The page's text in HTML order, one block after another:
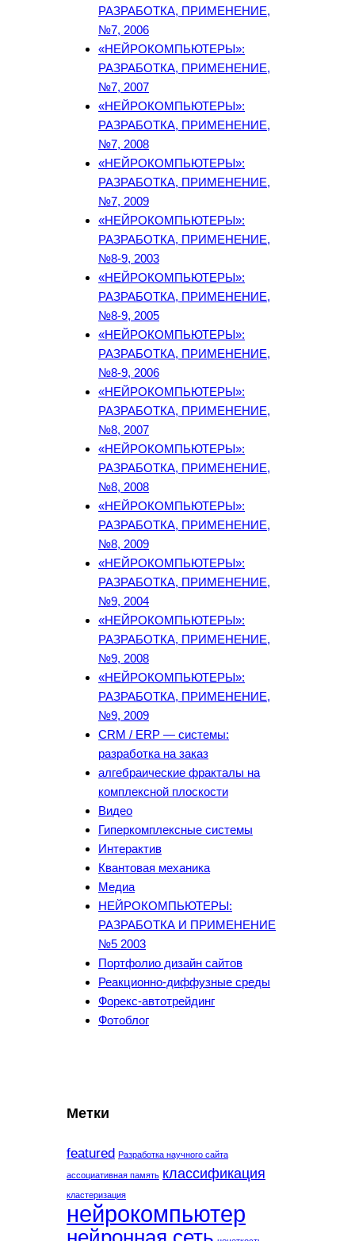
РАЗРАБОТКА, ПРИМЕНЕНИЕ,
№7, 2006
«НЕЙРОКОМПЬЮТЕРЫ»:
РАЗРАБОТКА, ПРИМЕНЕНИЕ,
№7, 2007
«НЕЙРОКОМПЬЮТЕРЫ»:
РАЗРАБОТКА, ПРИМЕНЕНИЕ,
№7, 2008
«НЕЙРОКОМПЬЮТЕРЫ»:
РАЗРАБОТКА, ПРИМЕНЕНИЕ,
№7, 2009
«НЕЙРОКОМПЬЮТЕРЫ»:
РАЗРАБОТКА, ПРИМЕНЕНИЕ,
№8-9, 2003
«НЕЙРОКОМПЬЮТЕРЫ»:
РАЗРАБОТКА, ПРИМЕНЕНИЕ,
№8-9, 2005
«НЕЙРОКОМПЬЮТЕРЫ»:
РАЗРАБОТКА, ПРИМЕНЕНИЕ,
№8-9, 2006
«НЕЙРОКОМПЬЮТЕРЫ»:
РАЗРАБОТКА, ПРИМЕНЕНИЕ,
№8, 2007
«НЕЙРОКОМПЬЮТЕРЫ»:
РАЗРАБОТКА, ПРИМЕНЕНИЕ,
№8, 2008
«НЕЙРОКОМПЬЮТЕРЫ»:
РАЗРАБОТКА, ПРИМЕНЕНИЕ,
№8, 2009
«НЕЙРОКОМПЬЮТЕРЫ»:
РАЗРАБОТКА, ПРИМЕНЕНИЕ,
№9, 2004
«НЕЙРОКОМПЬЮТЕРЫ»:
РАЗРАБОТКА, ПРИМЕНЕНИЕ,
№9, 2008
«НЕЙРОКОМПЬЮТЕРЫ»:
РАЗРАБОТКА, ПРИМЕНЕНИЕ,
№9, 2009
CRM / ERP — системы:
разработка на заказ
алгебраические фракталы на
комплексной плоскости
Видео
Гиперкомплексные системы
Интерактив
Квантовая механика
Медиа
НЕЙРОКОМПЬЮТЕРЫ:
РАЗРАБОТКА И ПРИМЕНЕНИЕ
№5 2003
Портфолио дизайн сайтов
Реакционно-диффузные среды
Форекс-автотрейдинг
Фотоблог
Метки
featured Разработка научного сайта
ассоциативная память классификация
кластеризация
нейрокомпьютер